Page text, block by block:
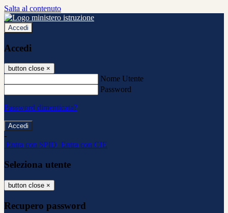
Salta al contenuto
Accedi
Accedi
button close ×
Nome Utente
Password
Password dimenticata?
-
Entra con SPID Entra con CIE
Seleziona utente
button close ×
Recupero password